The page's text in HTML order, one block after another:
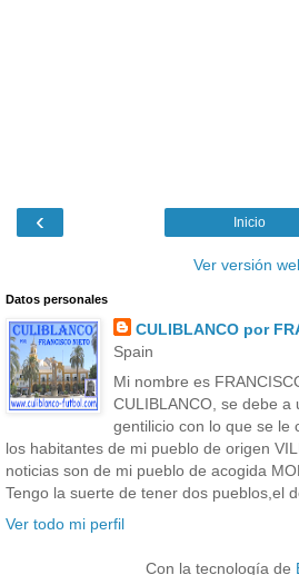
‹ Inicio
Ver versión
Datos personales
CULIBLANCO por
Spain
Mi nombre es
CULIBLANCO, se debe a
gentilicio con lo que se le
los habitantes de mi pueblo de origen
noticias son de mi pueblo de acogida
Tengo la suerte de tener dos pueblos,el
Ver todo mi perfil
Con la tecnología de